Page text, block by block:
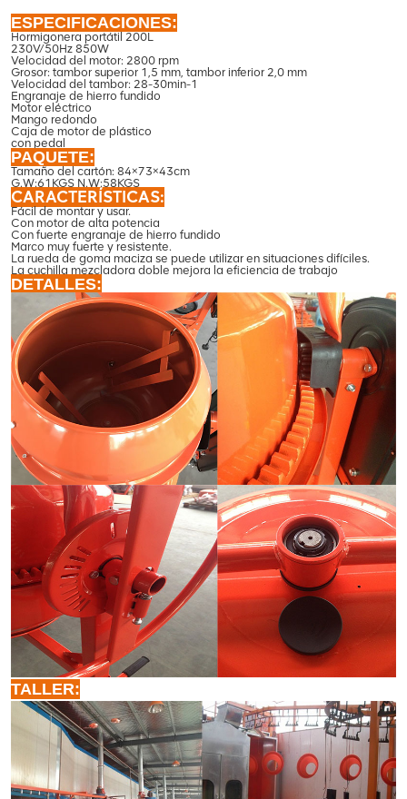
ESPECIFICACIONES:
Hormigonera portátil 200L
230V/50Hz 850W
Velocidad del motor: 2800 rpm
Grosor: tambor superior 1,5 mm, tambor inferior 2,0 mm
Velocidad del tambor: 28-30min-1
Engranaje de hierro fundido
Motor eléctrico
Mango redondo
Caja de motor de plástico
con pedal
PAQUETE:
Tamaño del cartón: 84×73×43cm
G.W:61KGS N.W:58KGS
CARACTERÍSTICAS:
Fácil de montar y usar.
Con motor de alta potencia
Con fuerte engranaje de hierro fundido
Marco muy fuerte y resistente.
La rueda de goma maciza se puede utilizar en situaciones difíciles.
La cuchilla mezcladora doble mejora la eficiencia de trabajo
DETALLES:
TALLER: